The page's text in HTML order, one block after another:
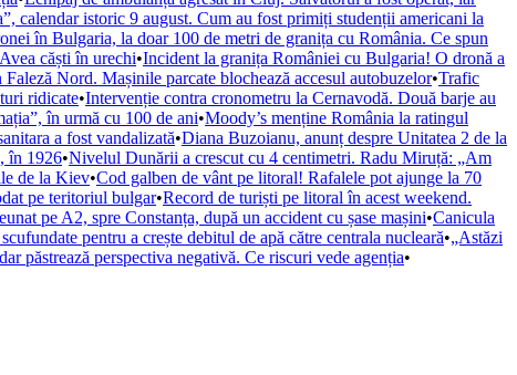
calendar istoric 9 august. Cum au fost primiți studenții americani la
în Bulgaria, la doar 100 de metri de granița cu România. Ce spun
căști în urechi•Incident la granița României cu Bulgaria! O dronă a
Nord. Mașinile parcate blochează accesul autobuzelor•Trafic
ridicate•Intervenție contra cronometru la Cernavodă. Două barje au
în urmă cu 100 de ani•Moody’s menține România la ratingul
a fost vandalizată•Diana Buzoianu, anunț despre Unitatea 2 de la
în 1926•Nivelul Dunării a crescut cu 4 centimetri. Radu Miruță: „Am
de la Kiev•Cod galben de vânt pe litoral! Rafalele pot ajunge la 70
pe teritoriul bulgar•Record de turiști pe litoral în acest weekend.
pe A2, spre Constanța, după un accident cu șase mașini•Canicula
pentru a crește debitul de apă către centrala nucleară•„Astăzi
păstrează perspectiva negativă. Ce riscuri vede agenția•